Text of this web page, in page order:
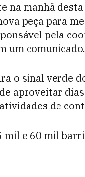
na manhã
peça para
pela
um comunicado.
o sinal verde
aproveitar
de
mil e 60 mil